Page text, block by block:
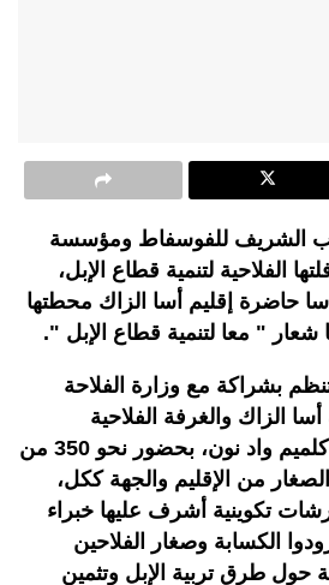
الشريف للفوسفاط ومؤسسة
الفلاحية لتنمية قطاع الإبل،
حاضرة إقليم أسا الزاك محطتها
شعار " معا لتنمية قطاع الإبل ".
بشراكة مع وزارة الفلاحة
الزاك والغرفة الفلاحية
ومنظمات مهنية بجهة كلميم واد نون، بحضور نحو 350 من
من الإقليم والجهة ككل،
تكوينية أشرف عليها خبراء
الكسابة وصغار الفلاحين
حول طرق تربية الإبل وتثمين